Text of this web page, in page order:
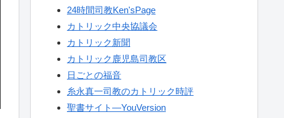
24時間司教Ken'sPage
カトリック中央協議会
カトリック新聞
カトリック鹿児島司教区
日ごとの福音
糸永真一司教のカトリック時評
聖書サイト—YouVersion